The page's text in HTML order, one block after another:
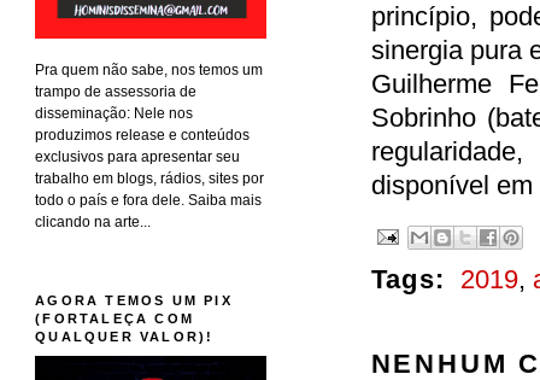
princípio,
sinergia pura
Guilherme
Sobrinho
disponível
Tags: 2019,
NENHUM
Pra quem não sabe, nos temos um
trampo de assessoria de
disseminação: Nele nos
produzimos release e conteúdos
exclusivos para apresentar seu
trabalho em blogs, rádios, sites por
todo o país e fora dele. Saiba mais
clicando na arte...
AGORA TEMOS UM PIX
(FORTALEÇA COM
QUALQUER VALOR)!